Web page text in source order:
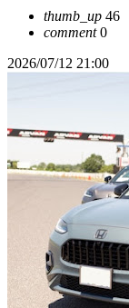
thumb_up 46
comment0
2026/07/12 21:00